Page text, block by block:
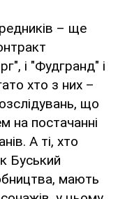
– ще
і "Фудгранд" і
хто з них –
що
на постачанні
А ті, хто
Буський
мають